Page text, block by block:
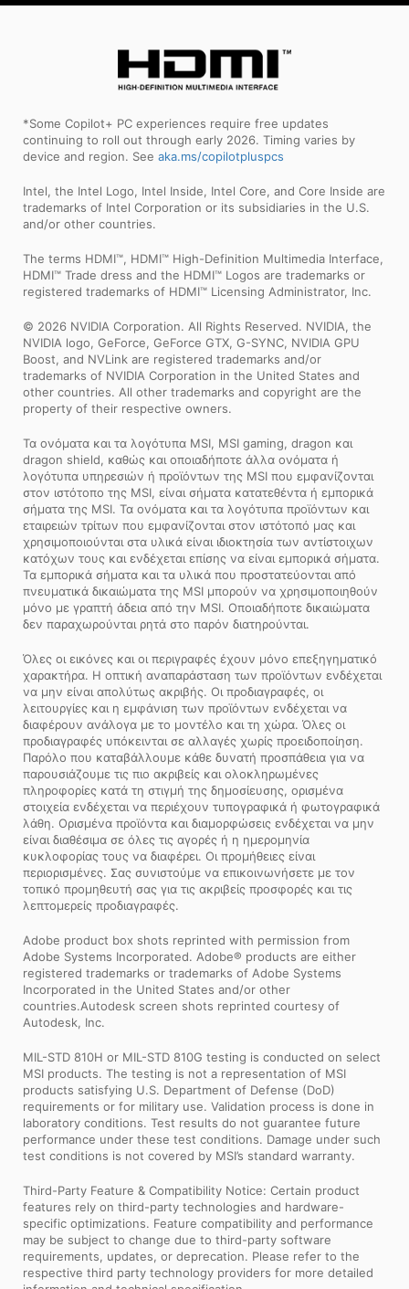
*Some Copilot+ PC experiences require free updates
continuing to roll out through early 2026. Timing varies by
device and region. See aka.ms/copilotpluspcs
Intel, the Intel Logo, Intel Inside, Intel Core, and Core Inside are
trademarks of Intel Corporation or its subsidiaries in the U.S.
and/or other countries.
The terms HDMI™, HDMI™ High-Definition Multimedia Interface,
HDMI™ Trade dress and the HDMI™ Logos are trademarks or
registered trademarks of HDMI™ Licensing Administrator, Inc.
© 2026 NVIDIA Corporation. All Rights Reserved. NVIDIA, the
NVIDIA logo, GeForce, GeForce GTX, G-SYNC, NVIDIA GPU
Boost, and NVLink are registered trademarks and/or
trademarks of NVIDIA Corporation in the United States and
other countries. All other trademarks and copyright are the
property of their respective owners.
Τα ονόματα και τα λογότυπα MSI, MSI gaming, dragon και
dragon shield, καθώς και οποιαδήποτε άλλα ονόματα ή
λογότυπα υπηρεσιών ή προϊόντων της MSI που εμφανίζονται
στον ιστότοπο της MSI, είναι σήματα κατατεθέντα ή εμπορικά
σήματα της MSI. Τα ονόματα και τα λογότυπα προϊόντων και
εταιρειών τρίτων που εμφανίζονται στον ιστότοπό μας και
χρησιμοποιούνται στα υλικά είναι ιδιοκτησία των αντίστοιχων
κατόχων τους και ενδέχεται επίσης να είναι εμπορικά σήματα.
Τα εμπορικά σήματα και τα υλικά που προστατεύονται από
πνευματικά δικαιώματα της MSI μπορούν να χρησιμοποιηθούν
μόνο με γραπτή άδεια από την MSI. Οποιαδήποτε δικαιώματα
δεν παραχωρούνται ρητά στο παρόν διατηρούνται.
Όλες οι εικόνες και οι περιγραφές έχουν μόνο επεξηγηματικό
χαρακτήρα. Η οπτική αναπαράσταση των προϊόντων ενδέχεται
να μην είναι απολύτως ακριβής. Οι προδιαγραφές, οι
λειτουργίες και η εμφάνιση των προϊόντων ενδέχεται να
διαφέρουν ανάλογα με το μοντέλο και τη χώρα. Όλες οι
προδιαγραφές υπόκεινται σε αλλαγές χωρίς προειδοποίηση.
Παρόλο που καταβάλλουμε κάθε δυνατή προσπάθεια για να
παρουσιάζουμε τις πιο ακριβείς και ολοκληρωμένες
πληροφορίες κατά τη στιγμή της δημοσίευσης, ορισμένα
στοιχεία ενδέχεται να περιέχουν τυπογραφικά ή φωτογραφικά
λάθη. Ορισμένα προϊόντα και διαμορφώσεις ενδέχεται να μην
είναι διαθέσιμα σε όλες τις αγορές ή η ημερομηνία
κυκλοφορίας τους να διαφέρει. Οι προμήθειες είναι
περιορισμένες. Σας συνιστούμε να επικοινωνήσετε με τον
τοπικό προμηθευτή σας για τις ακριβείς προσφορές και τις
λεπτομερείς προδιαγραφές.
Adobe product box shots reprinted with permission from
Adobe Systems Incorporated. Adobe® products are either
registered trademarks or trademarks of Adobe Systems
Incorporated in the United States and/or other
countries.Autodesk screen shots reprinted courtesy of
Autodesk, Inc.
MIL-STD 810H or MIL-STD 810G testing is conducted on select
MSI products. The testing is not a representation of MSI
products satisfying U.S. Department of Defense (DoD)
requirements or for military use. Validation process is done in
laboratory conditions. Test results do not guarantee future
performance under these test conditions. Damage under such
test conditions is not covered by MSI’s standard warranty.
Third-Party Feature & Compatibility Notice: Certain product
features rely on third-party technologies and hardware-
specific optimizations. Feature compatibility and performance
may be subject to change due to third-party software
requirements, updates, or deprecation. Please refer to the
respective third party technology providers for more detailed